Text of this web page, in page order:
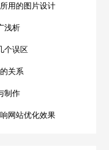
用的图片设计
浅析
个误区
关系
制作
网站优化效果